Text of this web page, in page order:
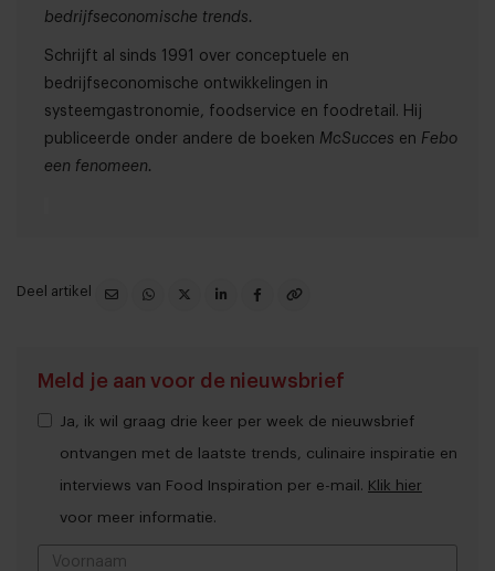
bedrijfseconomische trends.
Schrijft al sinds 1991 over conceptuele en
bedrijfseconomische ontwikkelingen in
systeemgastronomie, foodservice en foodretail. Hij
publiceerde onder andere de boeken McSucces en Febo
een fenomeen.
Deel artikel
Meld je aan voor de nieuwsbrief
Ja, ik wil graag drie keer per week de nieuwsbrief
ontvangen met de laatste trends, culinaire inspiratie en
interviews van Food Inspiration per e-mail. Klik hier
voor meer informatie.